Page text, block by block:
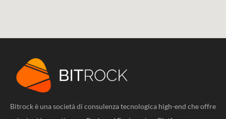
Bitrock è una società di consulenza tecnologica high-end che offre